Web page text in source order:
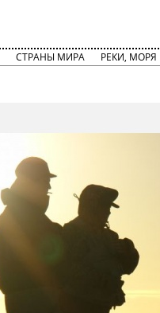
СТРАНЫ МИРА РЕКИ, МОРЯ